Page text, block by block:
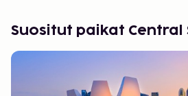
Suositut paikat Central